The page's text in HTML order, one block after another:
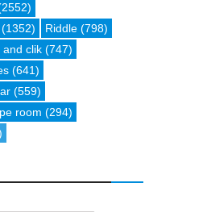
(1352) Riddle (798)
and clik (747)
(641)
(559)
room (294)